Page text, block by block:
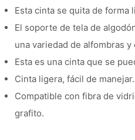
Esta cinta se quita de forma
El soporte de tela de
una variedad de alfombras
Esta es una cinta que se
Cinta ligera, fácil de manejar.
Compatible con fibra de
grafito.